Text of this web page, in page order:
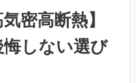
密高断熱】
悔しない選び